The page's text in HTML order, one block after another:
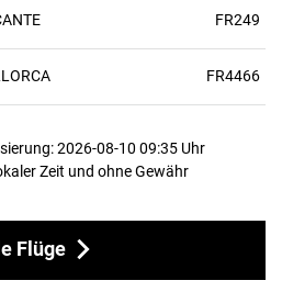
FR249
FR4466
2026-08-10 09:35 Uhr
Zeit und ohne Gewähr
Flüge